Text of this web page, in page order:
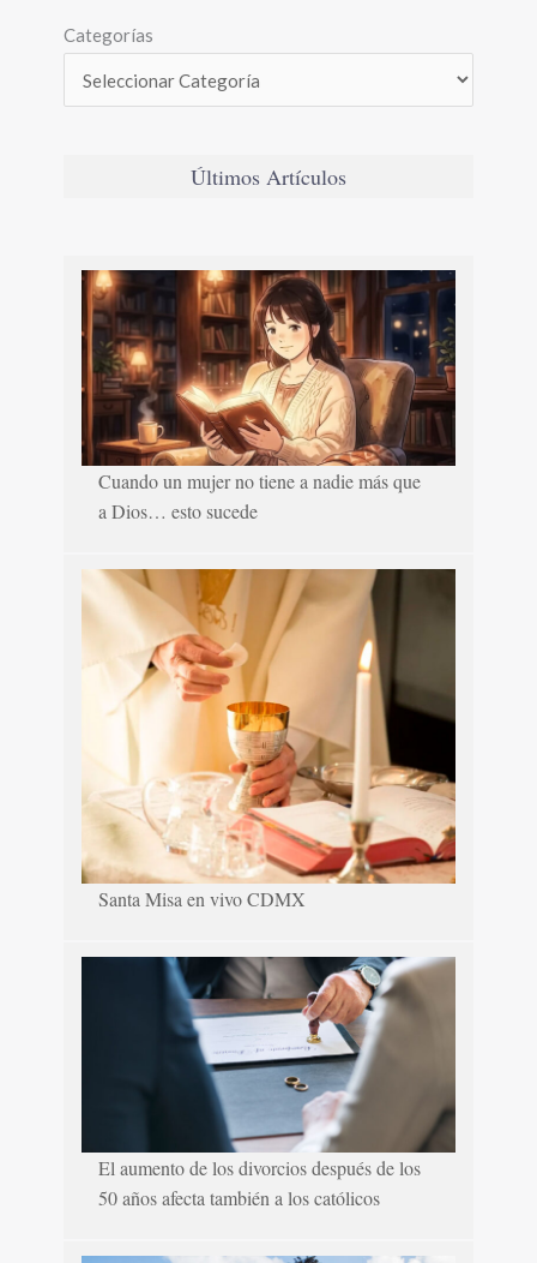
Categorías
Últimos Artículos
Cuando un mujer no tiene a nadie más que
a Dios… esto sucede
Santa Misa en vivo CDMX
El aumento de los divorcios después de los
50 años afecta también a los católicos